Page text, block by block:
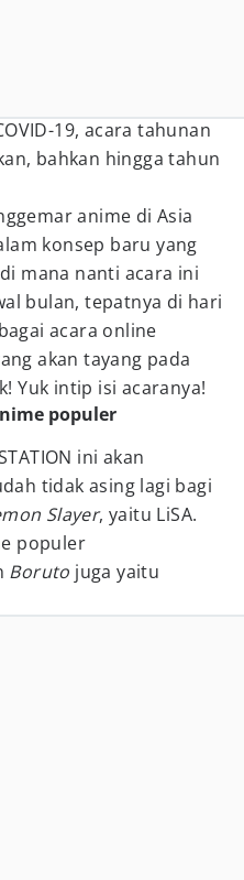
19, acara tahunan
bahkan hingga tahun
anime di Asia
konsep baru yang
mana nanti acara ini
bulan, tepatnya di hari
acara online
akan tayang pada
Yuk intip isi acaranya!
populer
ini akan
tidak asing lagi bagi
Slayer, yaitu LiSA.
populer
Boruto juga yaitu